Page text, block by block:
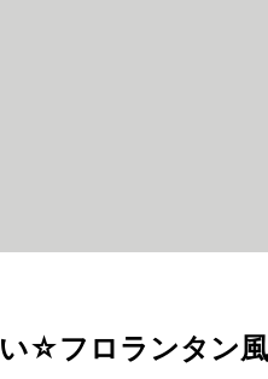
☆フロランタン